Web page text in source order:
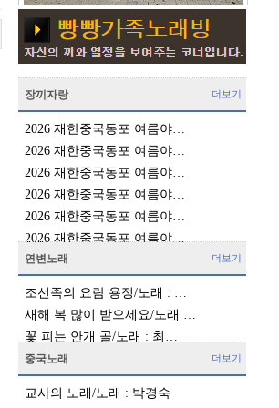
장끼자랑
2026 재한중국동포 여름야…
2026 재한중국동포 여름야…
2026 재한중국동포 여름야…
2026 재한중국동포 여름야…
2026 재한중국동포 여름야…
2026 재한중국동포 여름야…
더보기
연변노래
조선족의 요람 용정/노래 : …
새해 복 많이 받으세요/노래 …
꽃 피는 안개 골/노래 : 최…
더보기
중국노래
교사의 노래/노래 : 박경숙
더보기